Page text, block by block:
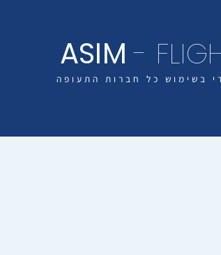
ASIM-
בשימוש כל חברות התעופה